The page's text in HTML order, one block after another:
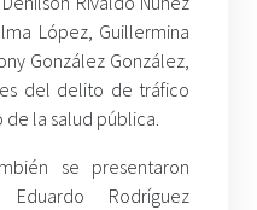
López, Guillermina
González González,
del delito de tráfico
la salud pública.
se presentaron
Rodríguez